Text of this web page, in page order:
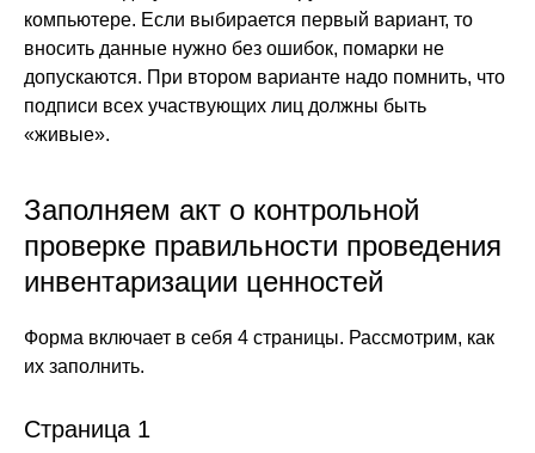
компьютере. Если выбирается первый вариант, то
вносить данные нужно без ошибок, помарки не
допускаются. При втором варианте надо помнить, что
подписи всех участвующих лиц должны быть
«живые».
Заполняем акт о контрольной
проверке правильности проведения
инвентаризации ценностей
Форма включает в себя 4 страницы. Рассмотрим, как
их заполнить.
Страница 1